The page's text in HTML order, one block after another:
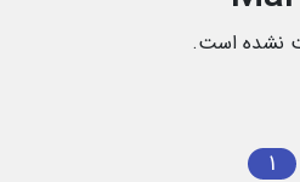
نشده است.
1